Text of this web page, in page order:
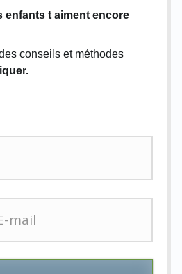
enfants t aiment encore
conseils et méthodes